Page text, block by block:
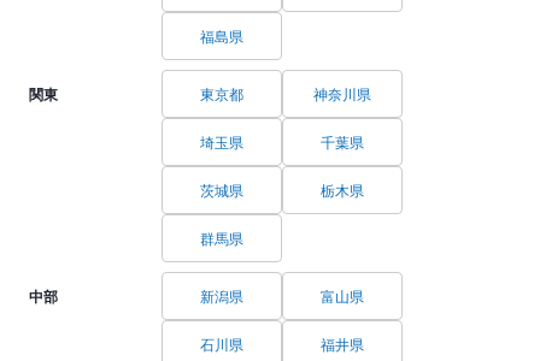
福島県
関東 東京都 神奈川県
埼玉県 千葉県
茨城県 栃木県
群馬県
中部 新潟県 富山県
石川県 福井県